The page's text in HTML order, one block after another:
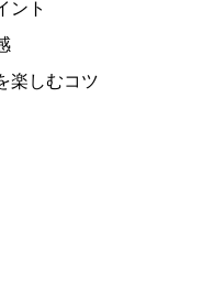
ント
楽しむコツ